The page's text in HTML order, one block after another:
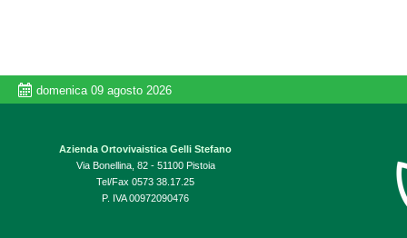
domenica 09 agosto 2026
Azienda Ortovivaistica Gelli Stefano
Via Bonellina, 82 - 51100 Pistoia
Tel/Fax 0573 38.17.25
P. IVA 00972090476